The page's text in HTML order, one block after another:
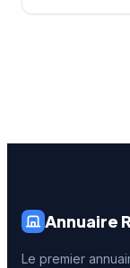
Annuaire
Le premier